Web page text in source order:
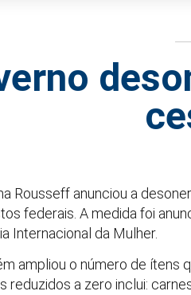
Rousseff anunciou a
federais. A medida foi
Internacional da Mulher.
ampliou o número de ítens
reduzidos a zero inclui: